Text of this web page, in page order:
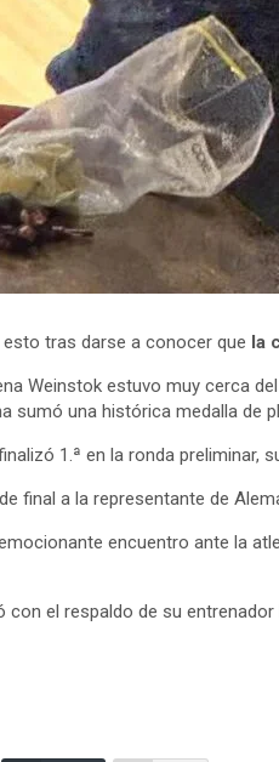
tras darse a conocer que la
Weinstok estuvo muy cerca
sumó una histórica medalla de
1.ª en la ronda preliminar,
final a la representante de
encuentro ante la
con el respaldo de su